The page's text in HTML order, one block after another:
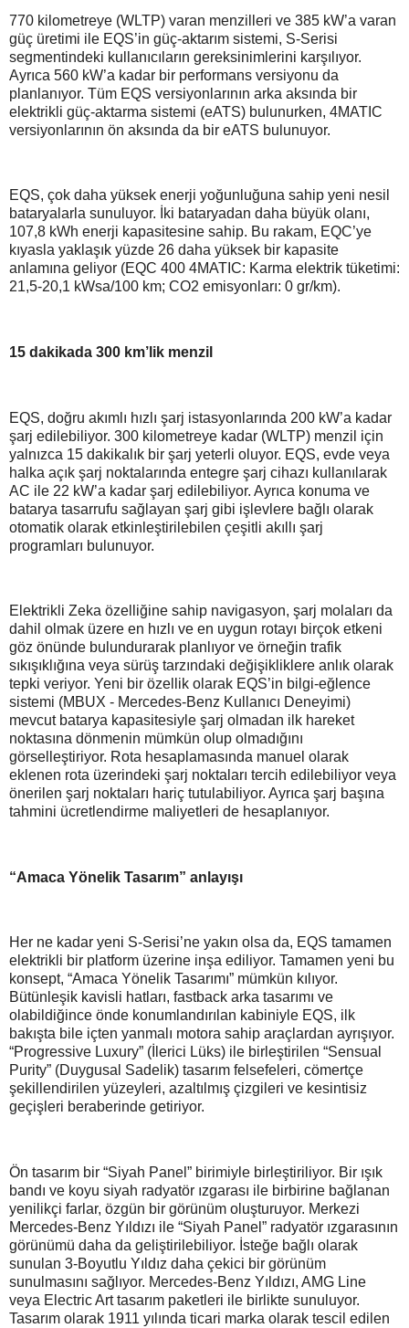
770 kilometreye (WLTP) varan menzilleri ve 385 kW’a varan
güç üretimi ile EQS’in güç-aktarım sistemi, S-Serisi
segmentindeki kullanıcıların gereksinimlerini karşılıyor.
Ayrıca 560 kW’a kadar bir performans versiyonu da
planlanıyor. Tüm EQS versiyonlarının arka aksında bir
elektrikli güç-aktarma sistemi (eATS) bulunurken, 4MATIC
versiyonlarının ön aksında da bir eATS bulunuyor.
EQS, çok daha yüksek enerji yoğunluğuna sahip yeni nesil
bataryalarla sunuluyor. İki bataryadan daha büyük olanı,
107,8 kWh enerji kapasitesine sahip. Bu rakam, EQC’ye
kıyasla yaklaşık yüzde 26 daha yüksek bir kapasite
anlamına geliyor (EQC 400 4MATIC: Karma elektrik tüketimi:
21,5-20,1 kWsa/100 km; CO2 emisyonları: 0 gr/km).
15 dakikada 300 km’lik menzil
EQS, doğru akımlı hızlı şarj istasyonlarında 200 kW’a kadar
şarj edilebiliyor. 300 kilometreye kadar (WLTP) menzil için
yalnızca 15 dakikalık bir şarj yeterli oluyor. EQS, evde veya
halka açık şarj noktalarında entegre şarj cihazı kullanılarak
AC ile 22 kW’a kadar şarj edilebiliyor. Ayrıca konuma ve
batarya tasarrufu sağlayan şarj gibi işlevlere bağlı olarak
otomatik olarak etkinleştirilebilen çeşitli akıllı şarj
programları bulunuyor.
Elektrikli Zeka özelliğine sahip navigasyon, şarj molaları da
dahil olmak üzere en hızlı ve en uygun rotayı birçok etkeni
göz önünde bulundurarak planlıyor ve örneğin trafik
sıkışıklığına veya sürüş tarzındaki değişikliklere anlık olarak
tepki veriyor. Yeni bir özellik olarak EQS’in bilgi-eğlence
sistemi (MBUX - Mercedes-Benz Kullanıcı Deneyimi)
mevcut batarya kapasitesiyle şarj olmadan ilk hareket
noktasına dönmenin mümkün olup olmadığını
görselleştiriyor. Rota hesaplamasında manuel olarak
eklenen rota üzerindeki şarj noktaları tercih edilebiliyor veya
önerilen şarj noktaları hariç tutulabiliyor. Ayrıca şarj başına
tahmini ücretlendirme maliyetleri de hesaplanıyor.
“Amaca Yönelik Tasarım” anlayışı
Her ne kadar yeni S-Serisi’ne yakın olsa da, EQS tamamen
elektrikli bir platform üzerine inşa ediliyor. Tamamen yeni bu
konsept, “Amaca Yönelik Tasarımı” mümkün kılıyor.
Bütünleşik kavisli hatları, fastback arka tasarımı ve
olabildiğince önde konumlandırılan kabiniyle EQS, ilk
bakışta bile içten yanmalı motora sahip araçlardan ayrışıyor.
“Progressive Luxury” (İlerici Lüks) ile birleştirilen “Sensual
Purity” (Duygusal Sadelik) tasarım felsefeleri, cömertçe
şekillendirilen yüzeyleri, azaltılmış çizgileri ve kesintisiz
geçişleri beraberinde getiriyor.
Ön tasarım bir “Siyah Panel” birimiyle birleştiriliyor. Bir ışık
bandı ve koyu siyah radyatör ızgarası ile birbirine bağlanan
yenilikçi farlar, özgün bir görünüm oluşturuyor. Merkezi
Mercedes-Benz Yıldızı ile “Siyah Panel” radyatör ızgarasının
görünümü daha da geliştirilebiliyor. İsteğe bağlı olarak
sunulan 3-Boyutlu Yıldız daha çekici bir görünüm
sunulmasını sağlıyor. Mercedes-Benz Yıldızı, AMG Line
veya Electric Art tasarım paketleri ile birlikte sunuluyor.
Tasarım olarak 1911 yılında ticari marka olarak tescil edilen